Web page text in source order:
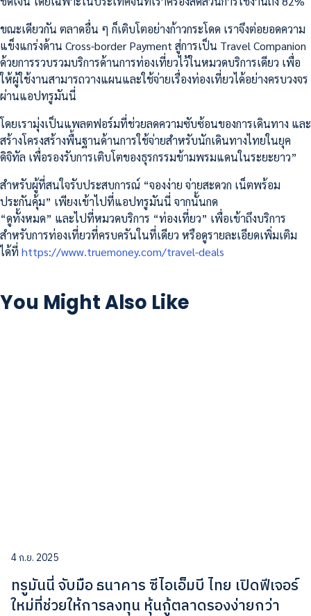
ขณะเดียวกัน ตลาดอื่น ๆ ก็เติบโตอย่างก้าวกระโดด เราจึงต่อยอดความ
แข็งแกร่งด้าน Cross-border Payment สู่การเป็น Travel Companion
ด้วยการรวบรวมบริการด้านการท่องเที่ยวไว้ในหมวดบริการเดียว เพื่อ
ให้ผู้ใช้งานสามารถวางแผนและใช้จ่ายเรื่องท่องเที่ยวได้อย่างครบวงจร
ผ่านแอปทรูมันนี่
โดยเรามุ่งเป็นแพลตฟอร์มที่ช่วยลดความซับซ้อนของการเดินทาง และ
สร้างโครงสร้างพื้นฐานด้านการใช้จ่ายสำหรับนักเดินทางไทยในยุค
ดิจิทัล เพื่อรองรับการเติบโตของธุรกรรมข้ามพรมแดนในระยะยาว”
สำหรับผู้ที่สนใจรับประสบการณ์ “จองง่าย จ่ายสะดวก เน็ตพร้อม
ประกันคุ้ม” เพียงเข้าไปที่แอปทรูมันนี่ จากนั้นกด
“ดูทั้งหมด” และไปที่หมวดบริการ “ท่องเที่ยว” เพื่อเข้าถึงบริการ
สำหรับการท่องเที่ยวที่ครบครันในที่เดียว หรือดูรายละเอียดเพิ่มเติม
ได้ที่ https://www.truemoney.com/travel-deals
You Might Also Like
4 ก.ย. 2025
ทรูมันนี่ จับมือ ธนาคาร ซีไอเอ็มบี ไทย เปิดฟีเจอร์
ใหม่ที่ช่วยให้การลงทุน หุ้นกู้ตลาดรองง่ายกว่า